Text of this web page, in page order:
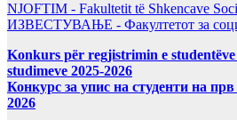
NJOFTIM - Fakultetit të Shkencave
ИЗВЕСТУВАЊЕ - Факултетот за
Konkurs për regjistrimin e
studimeve 2025-2026
Конкурс за упис на студенти на
2026